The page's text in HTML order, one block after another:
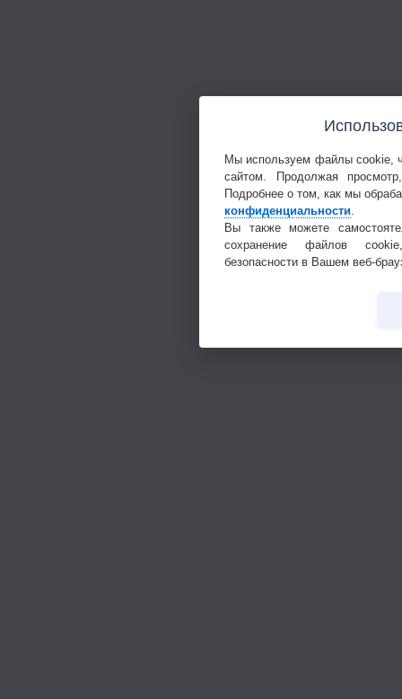
Мы используем файлы cookie,
сайтом. Продолжая
Подробнее о том, как мы
конфиденциальности.
Вы также можете
сохранение файлов
безопасности в Вашем веб-